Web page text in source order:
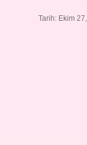
Tarih: Ekim